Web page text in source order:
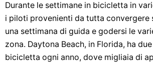
Durante le settimane in bicicletta in
i piloti provenienti da tutta convergere
una settimana di guida e godersi le
zona. Daytona Beach, in Florida, ha
bicicletta ogni anno, dove migliaia di